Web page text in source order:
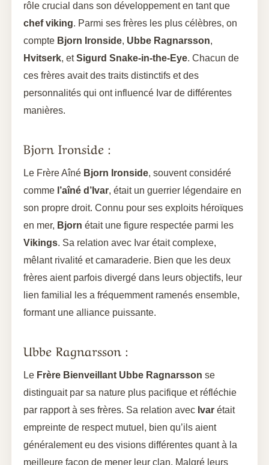
rôle crucial dans son développement en tant que
chef viking. Parmi ses frères les plus célèbres, on
compte Bjorn Ironside, Ubbe Ragnarsson,
Hvitserk, etSigurd Snake-in-the-Eye. Chacun de
ces frères avait des traits distinctifs et des
personnalités qui ont influencé Ivar de différentes
manières.
Bjorn Ironside :
Le Frère Aîné Bjorn Ironside, souvent considéré
comme l’aîné d’Ivar, était un guerrier légendaire en
son propre droit. Connu pour ses exploits héroïques
en mer, Bjorn était une figure respectée parmi les
Vikings. Sa relation avec Ivar était complexe,
mêlant rivalité et camaraderie. Bien que les deux
frères aient parfois divergé dans leurs objectifs, leur
lien familial les a fréquemment ramenés ensemble,
formant une alliance puissante.
Ubbe Ragnarsson :
Le Frère Bienveillant Ubbe Ragnarsson se
distinguait par sa nature plus pacifique et réfléchie
par rapport à ses frères. Sa relation avec Ivar était
empreinte de respect mutuel, bien qu’ils aient
généralement eu des visions différentes quant à la
meilleure façon de mener leur clan. Malgré leurs